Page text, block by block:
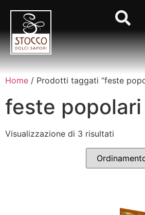
Home / Prodotti taggati “feste
feste popolari
Visualizzazione di 3 risultati